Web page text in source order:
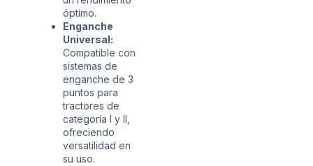
óptimo.
Enganche
Universal:
Compatible con
sistemas de
enganche de 3
puntos para
tractores de
categoría I y II,
ofreciendo
versatilidad en
su uso.